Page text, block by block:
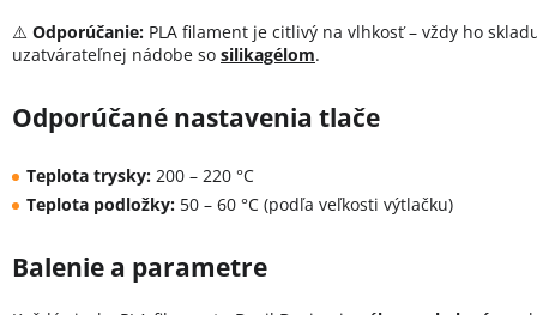
⚠️ Odporúčanie: PLA filament je citlivý na vlhkosť – vždy ho
uzatvárateľnej nádobe so silikagélom.
Odporúčané nastavenia tlače
Teplota trysky: 200 – 220 °C
Teplota podložky: 50 – 60 °C (podľa veľkosti výtlačku)
Balenie a parametre